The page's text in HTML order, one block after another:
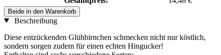
Beide in den Warenkorb
Beschreibung
Diese entzückenden Glühbirnchen schmecken nicht nur köstlich,
sondern sorgen zudem für einen echten Hingucker!